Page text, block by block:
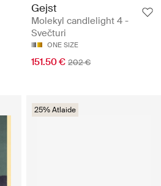
Gejst
Molekyl candlelight 4 -
Svečturi
ONE SIZE
151.50 € 202 €
25% Atlaide